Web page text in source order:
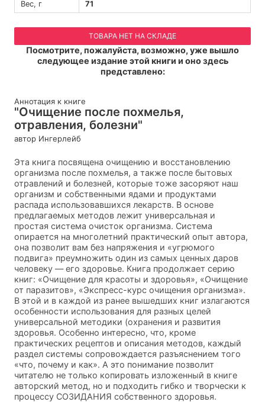
Вес, г
71
ТОВАРА НЕТ НА СКЛАДЕ
Посмотрите, пожалуйста, возможно, уже вышло
следующее издание этой книги и оно здесь
представлено:
Аннотация к книге
"Очищение после похмелья,
отравления, болезни"
автор Ингерлейб
Эта книга посвящена очищению и восстановлению
организма после похмелья, а также после бытовых
отравлений и болезней, которые тоже засоряют наш
организм и собственными ядами и продуктами
распада использовавшихся лекарств. В основе
предлагаемых методов лежит универсальная и
простая система очисток организма. Система
опирается на многолетний практический опыт автора,
она позволит вам без напряжения и «угрюмого
подвига» преумножить один из самых ценных даров
человеку — его здоровье. Книга продолжает серию
книг: «Очищение для красоты и здоровья», «Очищение
от паразитов», «Экспресс-курс очищения организма».
В этой и в каждой из ранее вышедших книг излагаются
особенности использования для разных целей
универсальной методики (охранения и развития
здоровья. Особенно интересно, что, кроме
практических рецептов и описания методов, каждый
раздел системы сопровождается разъяснением того
«что, почему и как». А это понимание позволит
читателю не только копировать изложенный в книге
авторский метод, но и подходить гибко и творчески к
процессу СОЗИДАНИЯ собственного здоровья.